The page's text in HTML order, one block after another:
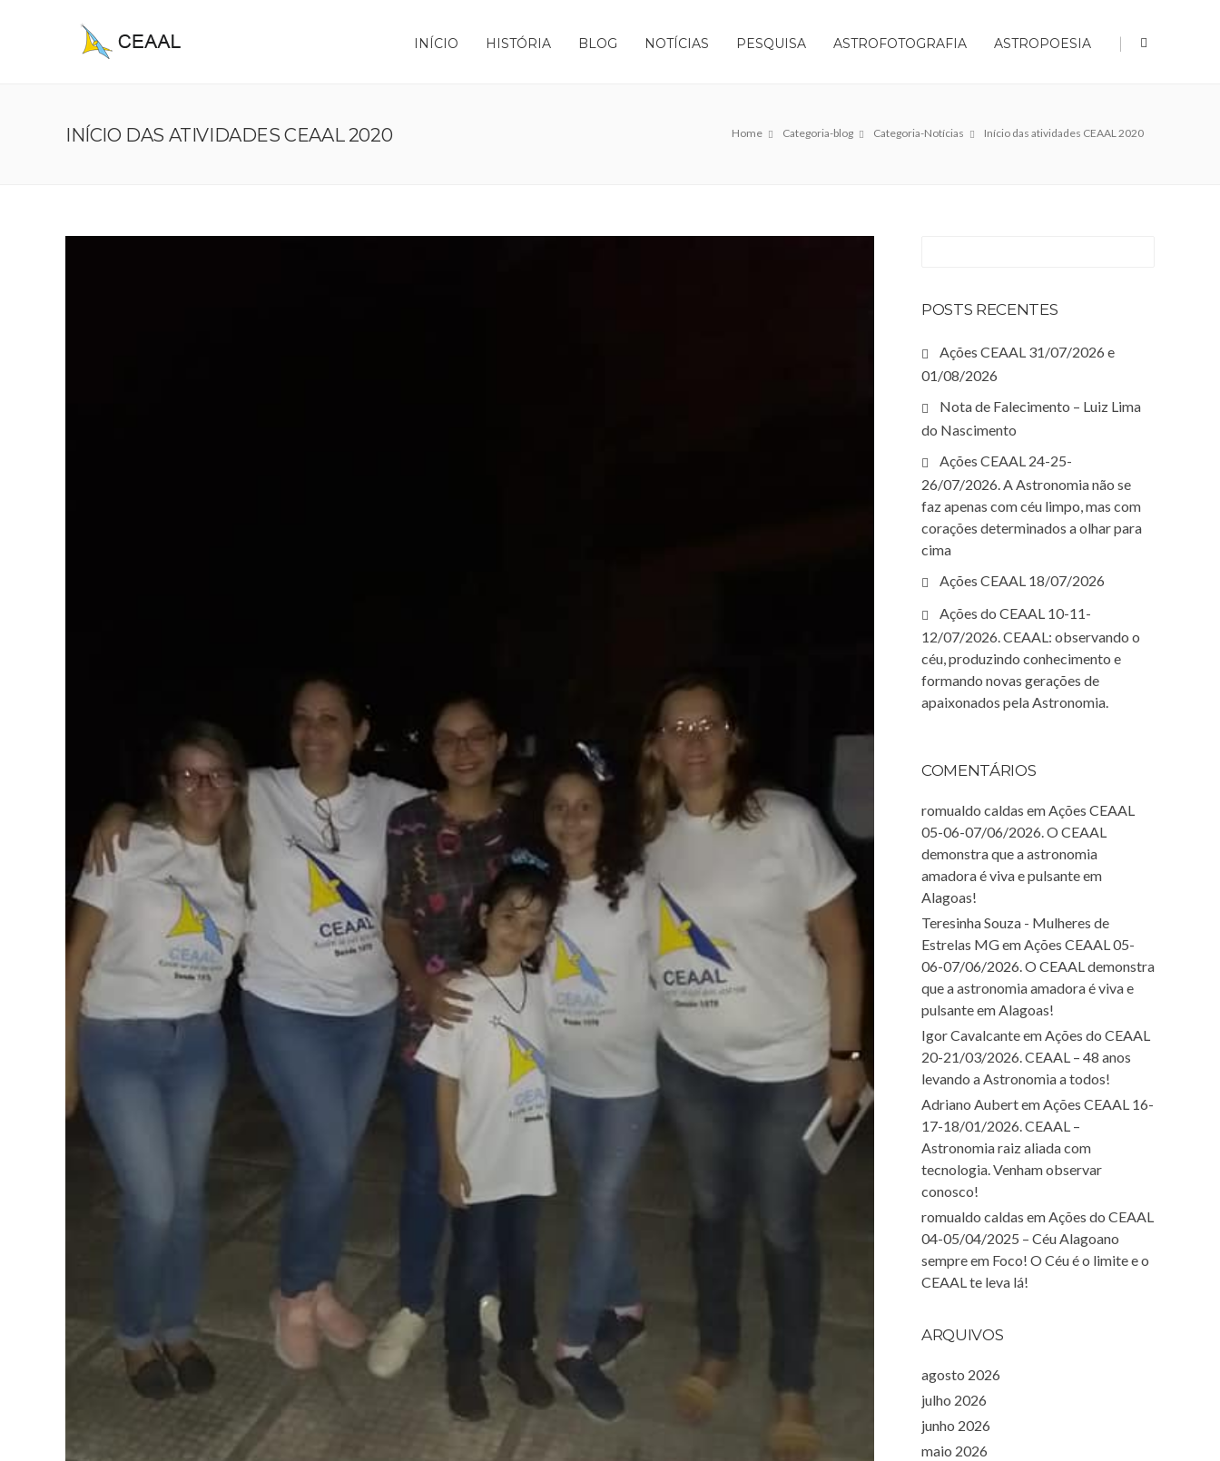
INÍCIO HISTÓRIA BLOG NOTÍCIAS PESQUISA ASTROFOTOGRAFIA ASTROPOESIA |
Home Categoria-blog Categoria-Notícias Início das atividades CEAAL 2020
INÍCIO DAS ATIVIDADES CEAAL 2020
POSTS RECENTES
Ações CEAAL 31/07/2026 e
01/08/2026
Nota de Falecimento – Luiz Lima
do Nascimento
Ações CEAAL 24-25-
26/07/2026. A Astronomia não se
faz apenas com céu limpo, mas com
corações determinados a olhar para
cima
Ações CEAAL 18/07/2026
Ações do CEAAL 10-11-
12/07/2026. CEAAL: observando o
céu, produzindo conhecimento e
formando novas gerações de
apaixonados pela Astronomia.
COMENTÁRIOS
romualdo caldas emAções CEAAL
05-06-07/06/2026. O CEAAL
demonstra que a astronomia
amadora é viva e pulsante em
Alagoas!
Teresinha Souza - Mulheres de
Estrelas MGemAções CEAAL 05-
06-07/06/2026. O CEAAL demonstra
que a astronomia amadora é viva e
pulsante em Alagoas!
Igor CavalcanteemAções do CEAAL
20-21/03/2026. CEAAL – 48 anos
levando a Astronomia a todos!
Adriano AubertemAções CEAAL 16-
17-18/01/2026. CEAAL –
Astronomia raiz aliada com
tecnologia. Venham observar
conosco!
romualdo caldas emAções do CEAAL
04-05/04/2025 – Céu Alagoano
sempre em Foco! O Céu é o limite e o
CEAAL te leva lá!
ARQUIVOS
agosto 2026
julho 2026
junho 2026
maio 2026